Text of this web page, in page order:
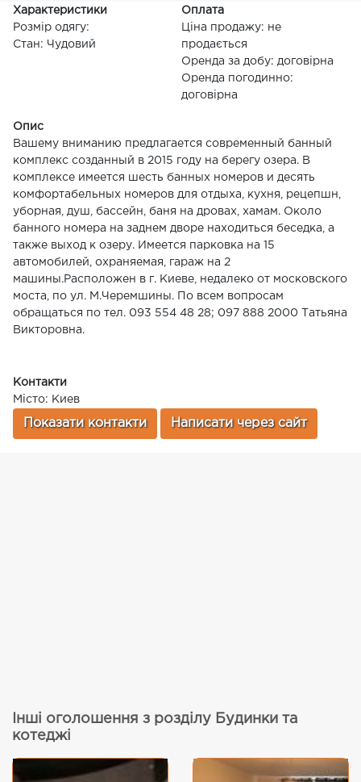
Характеристики
Розмір одягу:
Стан: Чудовий
Оплата
Ціна продажу: не
продається
Оренда за добу: договірна
Оренда погодинно:
договірна
Опис
Вашему вниманию предлагается современный банный
комплекс созданный в 2015 году на берегу озера. В
комплексе имеется шесть банных номеров и десять
комфортабельных номеров для отдыха, кухня, рецепшн,
уборная, душ, бассейн, баня на дровах, хамам. Около
банного номера на заднем дворе находиться беседка, а
также выход к озеру. Имеется парковка на 15
автомобилей, охраняемая, гараж на 2
машины.Расположен в г. Киеве, недалеко от московского
моста, по ул. М.Черемшины. По всем вопросам
обращаться по тел. 093 554 48 28; 097 888 2000 Татьяна
Викторовна.
Контакти
Місто: Киев
Показати контакти Написати через сайт
Інші оголошення з розділу Будинки та
котеджі